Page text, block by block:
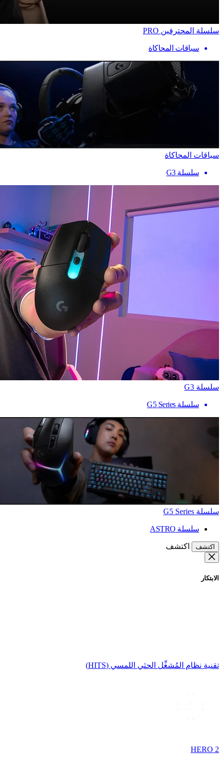
سلسلة المحترفين PRO
سباقات المحاكاة
سباقات المحاكاة
سلسلة G3
سلسلة G3
سلسلة G5 Series
سلسلة G5 Series
سلسلة ASTRO
اكتشف اكتشف
الابتكار
تقنية نظام المُشغِّل الحثي اللمسي (HITS)
HERO 2